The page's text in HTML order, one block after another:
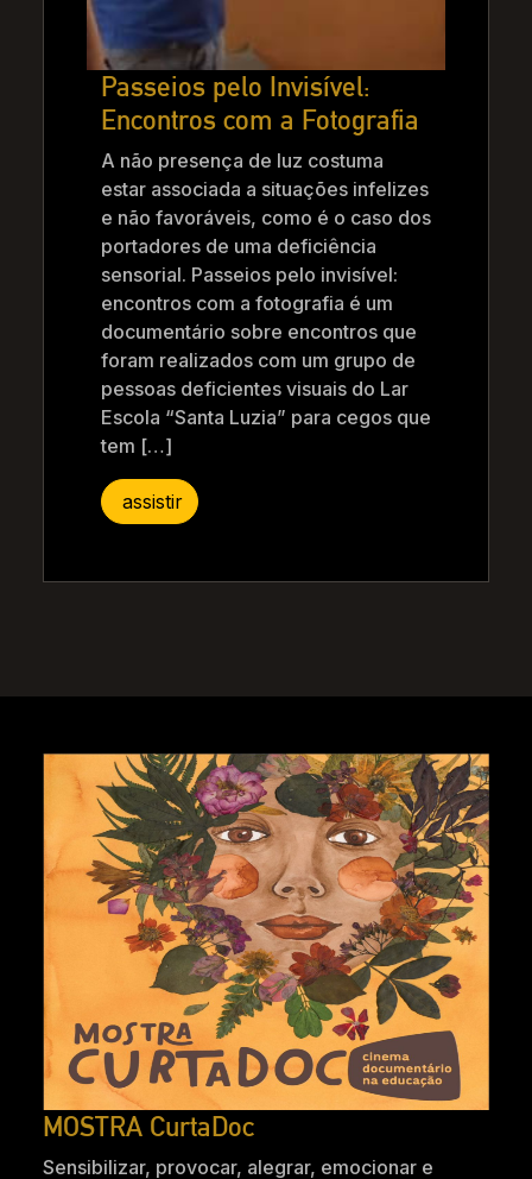
Passeios pelo Invisível:
Encontros com a Fotografia
A não presença de luz costuma
estar associada a situações infelizes
e não favoráveis, como é o caso dos
portadores de uma deficiência
sensorial. Passeios pelo invisível:
encontros com a fotografia é um
documentário sobre encontros que
foram realizados com um grupo de
pessoas deficientes visuais do Lar
Escola “Santa Luzia” para cegos que
tem […]
assistir
MOSTRA CurtaDoc
Sensibilizar, provocar, alegrar, emocionar e